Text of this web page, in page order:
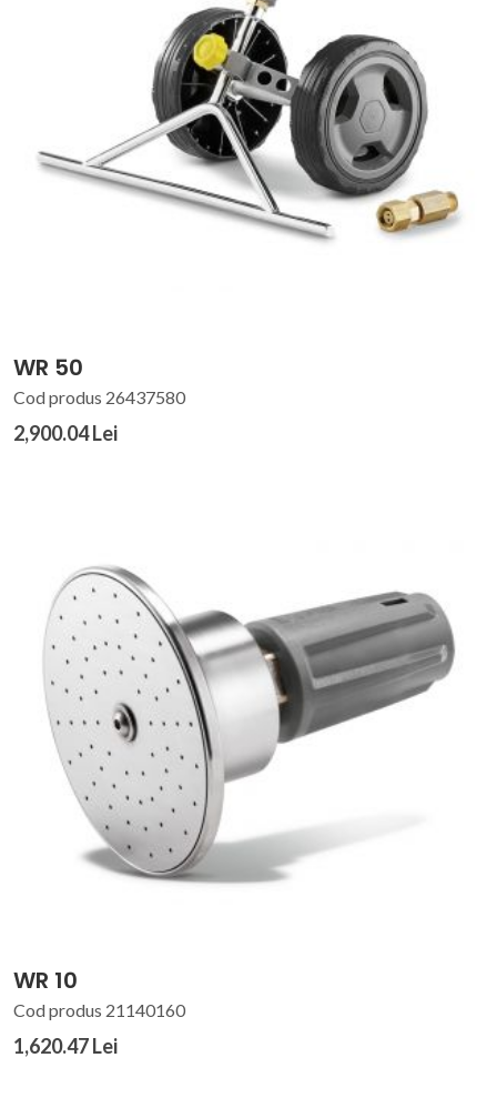
WR 50
Cod produs 26437580
2,900.04 Lei
WR 10
Cod produs 21140160
1,620.47 Lei